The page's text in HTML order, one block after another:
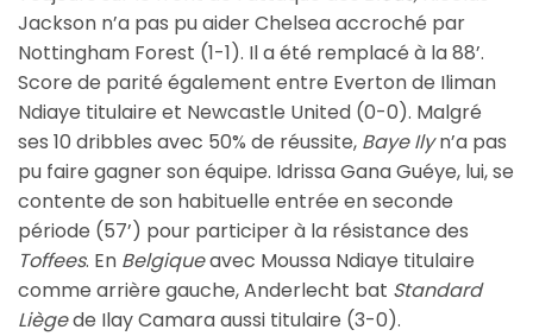
Jackson n’a pas pu aider Chelsea accroché par
Nottingham Forest (1-1). Il a été remplacé à la 88’.
Score de parité également entre Everton de Iliman
Ndiaye titulaire et Newcastle United (0-0). Malgré
ses 10 dribbles avec 50% de réussite, Baye Ilyn’a pas
pu faire gagner son équipe. Idrissa Gana Guéye, lui, se
contente de son habituelle entrée en seconde
période (57’) pour participer à la résistance des
Toffees. En Belgiqueavec Moussa Ndiaye titulaire
comme arrière gauche, Anderlecht bat Standard
Liègede Ilay Camara aussi titulaire (3-0).